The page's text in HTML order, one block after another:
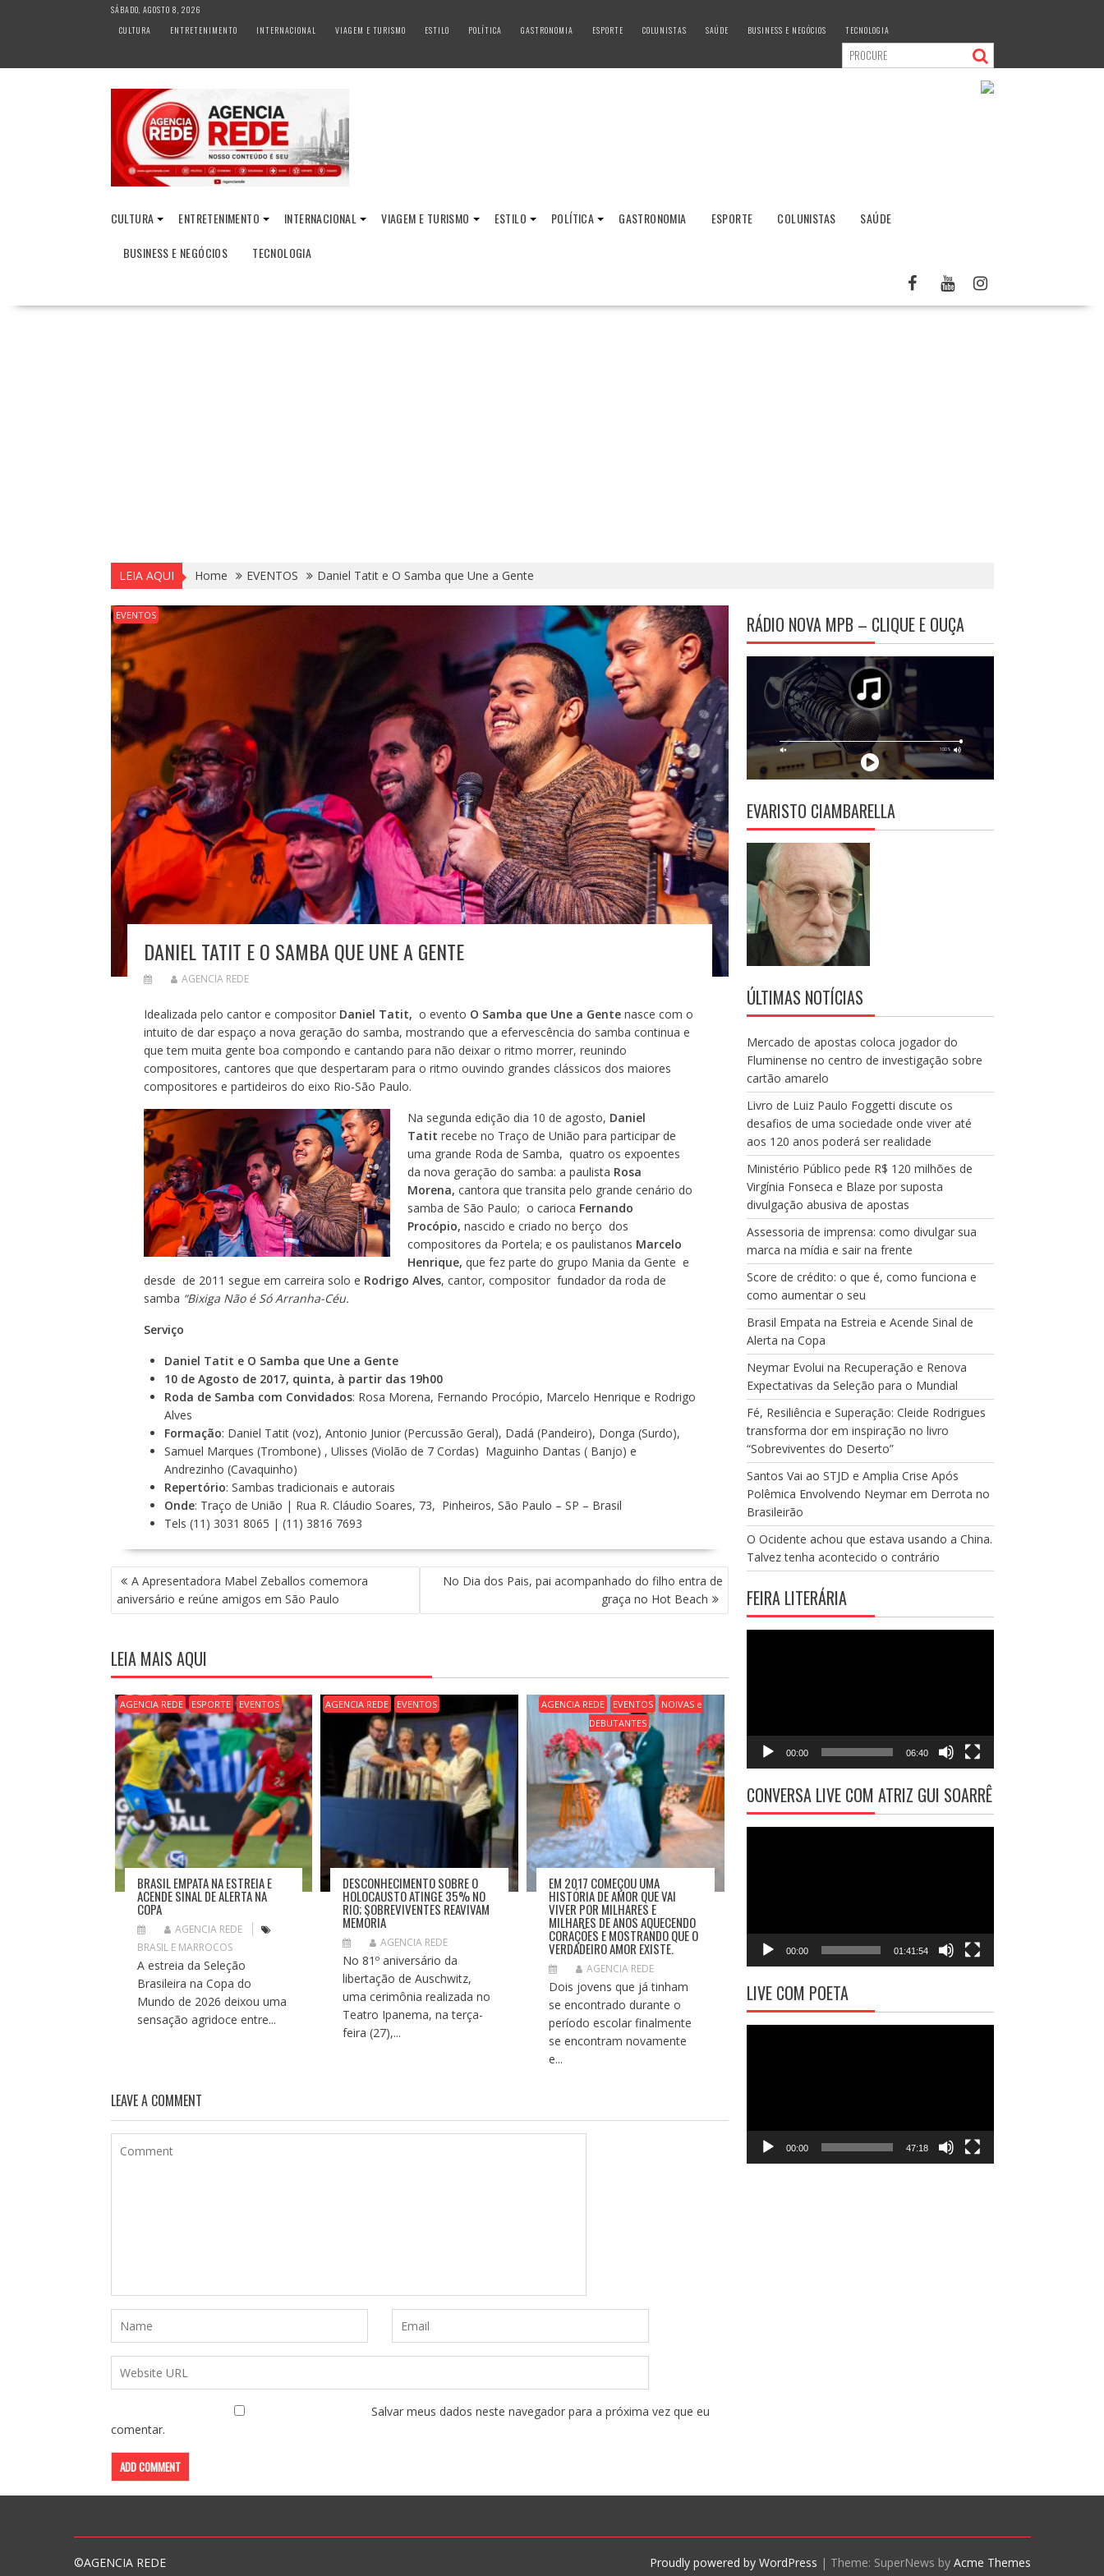
SÁBADO, AGOSTO 8, 2026
CULTURA
ENTRETENIMENTO INTERNACIONAL VIAGEM E TURISMO ESTILO POLÍTICA GASTRONOMIA ESPORTE COLUNISTAS SAÚDE BUSINESS E NEGÓCIOS TECNOLOGIA
CULTURA ENTRETENIMENTO INTERNACIONAL VIAGEM E TURISMO ESTILO POLÍTICA GASTRONOMIA ESPORTE COLUNISTAS
SAÚDE
BUSINESS E NEGÓCIOS
TECNOLOGIA
LEIA AQUI Home EVENTOS Daniel Tatit e O Samba que Une a Gente
EVENTOS
DANIEL TATIT E O SAMBA QUE UNE A GENTE
AGENCIA REDE
Idealizada pelo cantor e compositor Daniel Tatit, o evento O Samba que Une a Gente nasce com o
intuito de dar espaço a nova geração do samba, mostrando que a efervescência do samba continua e
que tem muita gente boa compondo e cantando para não deixar o ritmo morrer, reunindo
compositores, cantores que que despertaram para o ritmo ouvindo grandes clássicos dos maiores
compositores e partideiros do eixo Rio-São Paulo.
Na segunda edição dia 10 de agosto, Daniel
Tatit recebe no Traço de União para participar de
uma grande Roda de Samba, quatro os expoentes
da nova geração do samba: a paulista Rosa
Morena, cantora que transita pelo grande cenário do
samba de São Paulo; o carioca Fernando
Procópio, nascido e criado no berço dos
compositores da Portela; e os paulistanos Marcelo
Henrique, que fez parte do grupo Mania da Gente e
desde de 2011 segue em carreira solo e Rodrigo Alves, cantor, compositor fundador da roda de
samba “Bixiga Não é Só Arranha-Céu.
Serviço
Daniel Tatit e O Samba que Une a Gente
10 de Agosto de 2017, quinta, à partir das 19h00
Roda de Samba com Convidados: Rosa Morena, Fernando Procópio, Marcelo Henrique e Rodrigo
Alves
Formação: Daniel Tatit (voz), Antonio Junior (Percussão Geral), Dadá (Pandeiro), Donga (Surdo),
Samuel Marques (Trombone) , Ulisses (Violão de 7 Cordas) Maguinho Dantas ( Banjo) e
Andrezinho (Cavaquinho)
Repertório: Sambas tradicionais e autorais
Onde: Traço de União | Rua R. Cláudio Soares, 73, Pinheiros, São Paulo – SP – Brasil
Tels (11) 3031 8065 | (11) 3816 7693
N
A
V
G
A
Ç
Ã
O
D
E
P
O
S
T
A Apresentadora Mabel Zeballos comemora
aniversário e reúne amigos em São Paulo
No Dia dos Pais, pai acompanhado do filho entra de
graça no Hot Beach
LEIA MAIS AQUI
AGENCIA REDE ESPORTE EVENTOS
BRASIL EMPATA NA ESTREIA E
ACENDE SINAL DE ALERTA NA
COPA
AGENCIA REDE
BRASIL E MARROCOS
A estreia da Seleção
Brasileira na Copa do
Mundo de 2026 deixou uma
sensação agridoce entre...
AGENCIA REDE EVENTOS
DESCONHECIMENTO SOBRE O
HOLOCAUSTO ATINGE 35% NO
RIO; SOBREVIVENTES REAVIVAM
MEMÓRIA
AGENCIA REDE
No 81º aniversário da
libertação de Auschwitz,
uma cerimônia realizada no
Teatro Ipanema, na terça-
feira (27),...
AGENCIA REDE EVENTOS
NOIVAS e
DEBUTANTES
EM 2017 COMEÇOU UMA
HISTÓRIA DE AMOR QUE VAI
VIVER POR MILHARES E
MILHARES DE ANOS AQUECENDO
CORAÇÕES E MOSTRANDO QUE O
VERDADEIRO AMOR EXISTE.
AGENCIA REDE
Dois jovens que já tinham
se encontrado durante o
período escolar finalmente
se encontram novamente
e...
LEAVE A COMMENT
Salvar meus dados neste navegador para a próxima vez que eu
comentar.
RÁDIO NOVA MPB – CLIQUE E OUÇA
EVARISTO CIAMBARELLA
ÚLTIMAS NOTÍCIAS
Mercado de apostas coloca jogador do
Fluminense no centro de investigação sobre
cartão amarelo
Livro de Luiz Paulo Foggetti discute os
desafios de uma sociedade onde viver até
aos 120 anos poderá ser realidade
Ministério Público pede R$ 120 milhões de
Virgínia Fonseca e Blaze por suposta
divulgação abusiva de apostas
Assessoria de imprensa: como divulgar sua
marca na mídia e sair na frente
Score de crédito: o que é, como funciona e
como aumentar o seu
Brasil Empata na Estreia e Acende Sinal de
Alerta na Copa
Neymar Evolui na Recuperação e Renova
Expectativas da Seleção para o Mundial
Fé, Resiliência e Superação: Cleide Rodrigues
transforma dor em inspiração no livro
“Sobreviventes do Deserto”
Santos Vai ao STJD e Amplia Crise Após
Polêmica Envolvendo Neymar em Derrota no
Brasileirão
O Ocidente achou que estava usando a China.
Talvez tenha acontecido o contrário
FEIRA LITERÁRIA
00:00 06:40
CONVERSA LIVE COM ATRIZ GUI SOARRÊ
00:00 01:41:54
LIVE COM POETA
00:00 47:18
©AGENCIA REDE Proudly powered by WordPress | Theme: SuperNews by Acme Themes